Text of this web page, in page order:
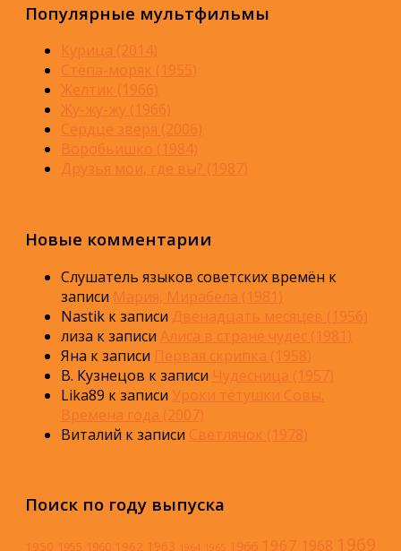
Популярные мультфильмы
Курица (2014)
Стёпа-моряк (1955)
Желтик (1966)
Жу-жу-жу (1966)
Сердце зверя (2006)
Воробьишко (1984)
Друзья мои, где вы? (1987)
Новые комментарии
Слушатель языков советских времён к
записи Мария, Мирабела (1981)
Nastik к записи Двенадцать месяцев (1956)
лиза к записи Алиса в стране чудес (1981)
Яна к записи Первая скрипка (1958)
В. Кузнецов к записи Чудесница (1957)
Lika89 к записи Уроки тётушки Совы.
Времена года (2007)
Виталий к записи Светлячок (1978)
Поиск по году выпуска
1950 1955 1960 1962 1963 1964 1965 1966 1967 1968 1969